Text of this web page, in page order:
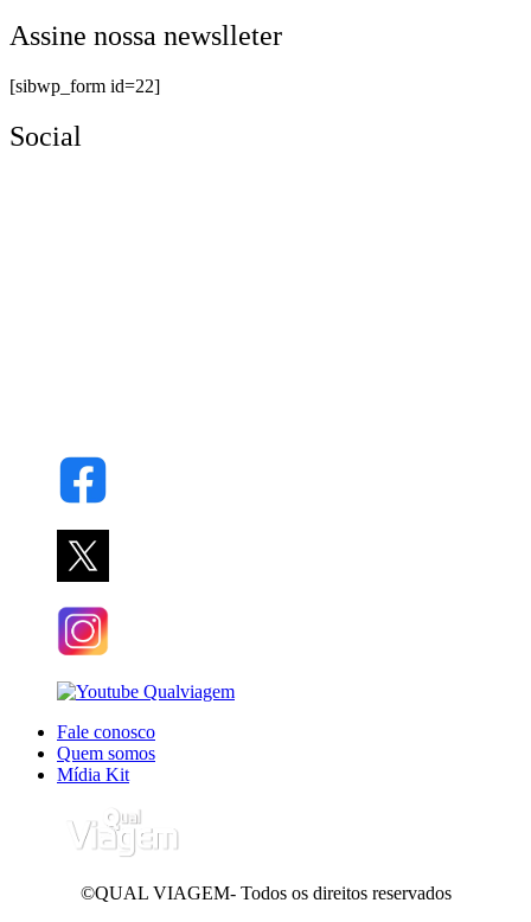
Assine nossa newslleter
[sibwp_form id=22]
Social
Fale conosco
Quem somos
Mídia Kit
©QUAL VIAGEM- Todos os direitos reservados